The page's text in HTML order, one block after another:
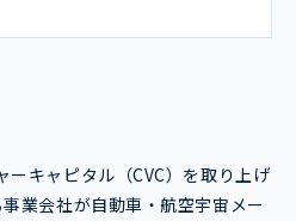
ーキャピタル（CVC）を取り上げ
業会社が自動車・航空宇宙メー